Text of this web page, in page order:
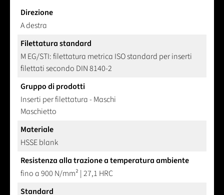
Direzione
A destra
Filettatura standard
M EG/STI: filettatura metrica ISO standard per inserti
filettati secondo DIN 8140-2
Gruppo di prodotti
Inserti per filettatura - Maschi
Maschietto
Materiale
HSSE blank
Resistenza alla trazione a temperatura ambiente
fino a 900 N/mm² | 27,1 HRC
Standard